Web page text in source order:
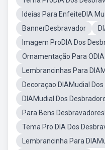
Ideias Para EnfeiteDIA
BannerDesbravador
Imagem ProDIA Dos
Ornamentação Para
Lembrancinhas Para
Decoraçao DIAMudial
DIAMudial Dos
Para Bens
Tema Pro DIA Dos
Lembrancinha Para